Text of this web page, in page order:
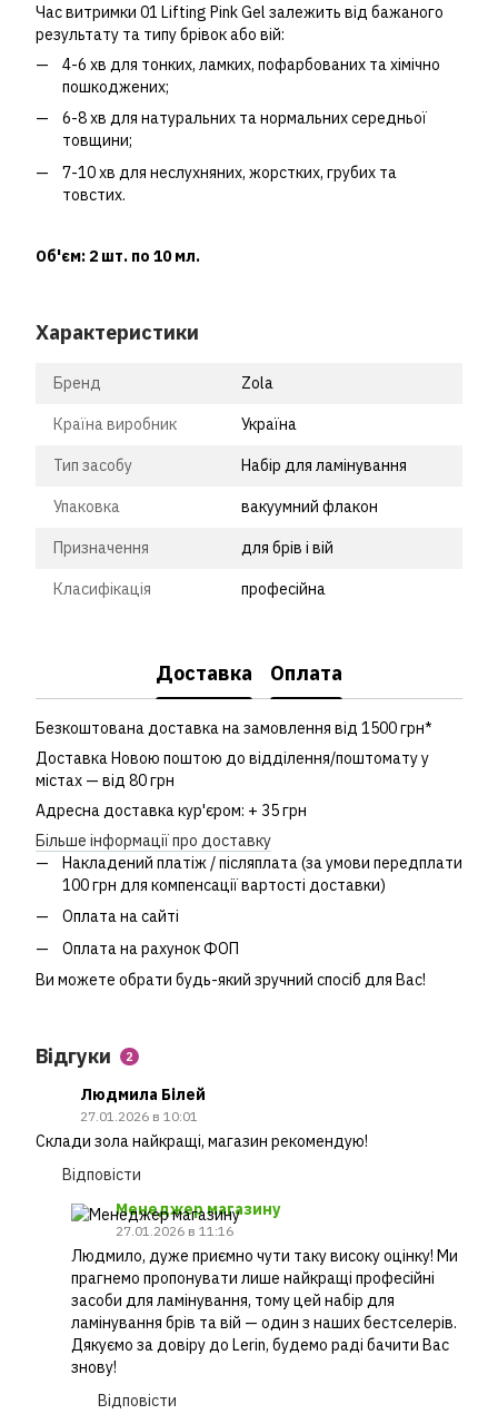
Час витримки 01 Lifting Pink Gel залежить від бажаного
результату та типу брівок або вій:
4-6 хв для тонких, ламких, пофарбованих та хімічно
пошкоджених;
6-8 хв для натуральних та нормальних середньої
товщини;
7-10 хв для неслухняних, жорстких, грубих та
товстих.
Об'єм: 2 шт. по 10 мл.
Характеристики
Бренд Zola
Країна виробник Україна
Тип засобу Набір для ламінування
Упаковка вакуумний флакон
Призначення для брів і вій
Класифікація професійна
Доставка Оплата
Безкоштована доставка на замовлення від 1500 грн*
Доставка Новою поштою до відділення/поштомату у
містах — від 80 грн
Адресна доставка кур'єром: + 35 грн
Більше інформації про доставку
Накладений платіж / післяплата (за умови передплати
100 грн для компенсації вартості доставки)
Оплата на сайті
Оплата на рахунок ФОП
Ви можете обрати будь-який зручний спосіб для Вас!
Відгуки 2
Людмила Білей
27.01.2026 в 10:01
Склади зола найкращі, магазин рекомендую!
Відповісти
Менеджер магазину
27.01.2026 в 11:16
Людмило, дуже приємно чути таку високу оцінку! Ми
прагнемо пропонувати лише найкращі професійні
засоби для ламінування, тому цей набір для
ламінування брів та вій — один з наших бестселерів.
Дякуємо за довіру до Lerin, будемо раді бачити Вас
знову!
Відповісти